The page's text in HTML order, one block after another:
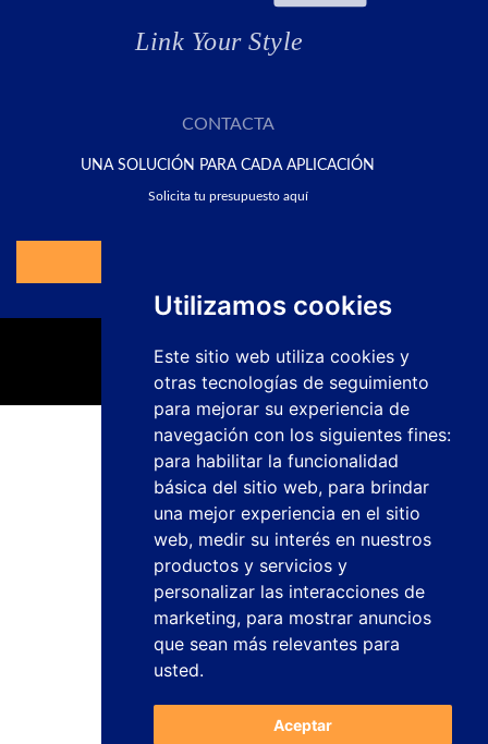
Utilizamos cookies
Este sitio web utiliza cookies y
otras tecnologías de seguimiento
para mejorar su experiencia de
navegación con los siguientes fines:
para habilitar la funcionalidad
básica del sitio web, para brindar
una mejor experiencia en el sitio
web, medir su interés en nuestros
productos y servicios y
personalizar las interacciones de
marketing, para mostrar anuncios
que sean más relevantes para
usted.
Aceptar
CONTACTA
UNA SOLUCIÓN PARA CADA APLICACIÓN
Solicita tu presupuesto aquí
Política de privacidad
Aviso legal
Política de cookies
Canal de denuncias
Trabaja con nosotros
Configurar cookies
studiogenesis.es
Diseño web y desarrollo